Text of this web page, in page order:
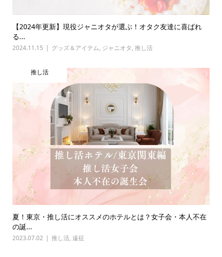
【2024年更新】現役ジャニオタが選ぶ！オタク友達に喜ばれ
る...
2024.11.15 グッズ＆アイテム, ジャニオタ, 推し活
推し活
夏！東京・推し活にオススメのホテルとは？女子会・本人不在
の誕...
2023.07.02 推し活, 遠征